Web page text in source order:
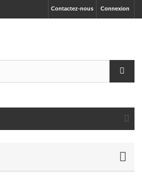
Connexion
Contactez-nous